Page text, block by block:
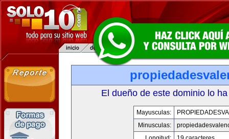
El dueño de este dominio lo
Mayusculas:
Minusculas: